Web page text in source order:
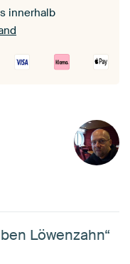
innerhalb
Löwenzahn“